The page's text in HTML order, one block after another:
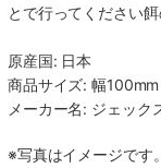
とで行ってください
原産国: 日本
商品サイズ: 幅
メーカー名: ジェック
※写真はイメージです